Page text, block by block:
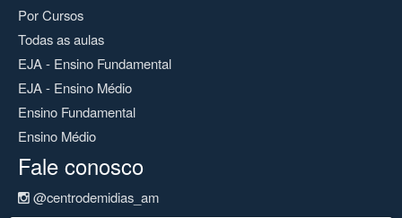
Por Cursos
Todas as aulas
EJA - Ensino Fundamental
EJA - Ensino Médio
Ensino Fundamental
Ensino Médio
Fale conosco
@centrodemidias_am